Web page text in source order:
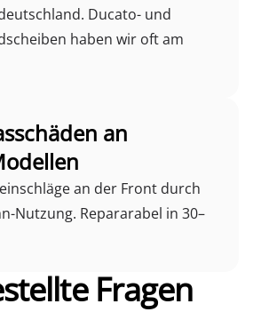
Ducato- und
haben wir oft am
an
an der Front durch
Nutzung. Repararabel in 30–
Fragen